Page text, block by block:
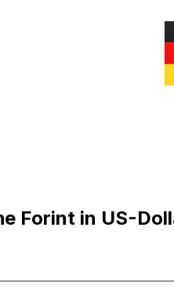
Forint in US-